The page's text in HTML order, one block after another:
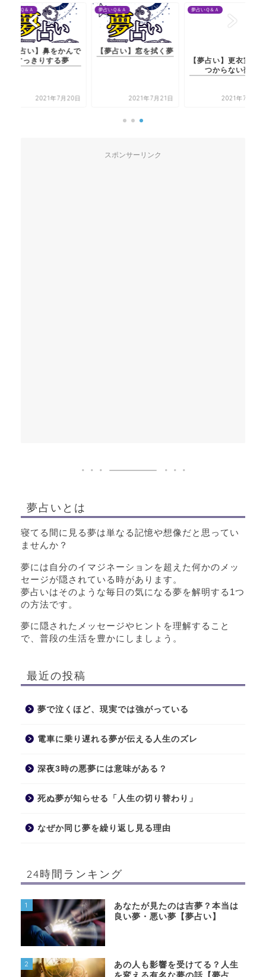
夢占いＱ＆Ａ
【夢占い】鼻をかんで
すっきりする夢
2021年7月20日
夢占いＱ＆Ａ
【夢占い】窓を拭く夢
2021年7月21日
夢占いＱ＆Ａ
つからない夢
2021年7月21日
スポンサーリンク
夢占いとは
寝てる間に見る夢は単なる記憶や想像だと思ってい
ませんか？
夢には自分のイマジネーションを超えた何かのメッ
セージが隠されている時があります。
夢占いはそのような毎日の気になる夢を解明する1つ
の方法です。
夢に隠されたメッセージやヒントを理解すること
で、普段の生活を豊かにしましょう。
最近の投稿
夢で泣くほど、現実では強がっている
電車に乗り遅れる夢が伝える人生のズレ
深夜3時の悪夢には意味がある？
死ぬ夢が知らせる「人生の切り替わり」
なぜか同じ夢を繰り返し見る理由
24時間ランキング
1
あなたが見たのは吉夢？本当は
良い夢・悪い夢【夢占い】
2
あの人も影響を受けてる？人生